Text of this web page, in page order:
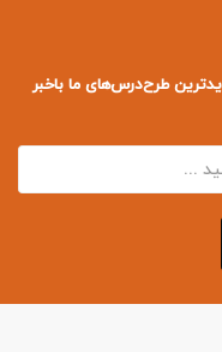
طرح‌درس‌های ما باخبر